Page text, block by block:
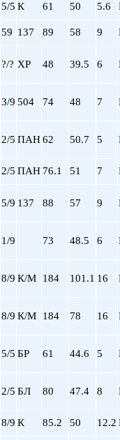
пл. Ленина
Приморская
Пушкинская
Садовая
Спортивная
Фрунзенская
Чернышевская
5/5 К 61 50 5.6
59 137 89 58 9
?/? ХР 48 39.5 6
3/9 504 74 48 7
2/5 ПАН62 50.7 5
2/5 ПАН 76.1 51 7
5/9 137 88 57 9
1/9 73 48.5 6
8/9 К/М 184 101.1 16
8/9 К/М 184 78 16
5/5 БР 61 44.6 5
2/5 БЛ 80 47.4 8
8/9 К 85.2 50 12.2